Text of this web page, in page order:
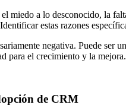
miedo a lo desconocido, la
estas razones
negativa. Puede
para el crecimiento y la mejora.
de CRM